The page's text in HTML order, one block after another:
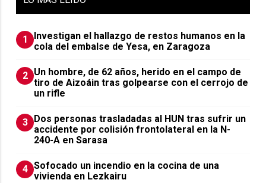
1
Investigan el hallazgo de restos humanos en la
cola del embalse de Yesa, en Zaragoza
2 Un hombre, de 62 años, herido en el campo de
tiro de Aizoáin tras golpearse con el cerrojo de
un rifle
3
​Dos personas trasladadas al HUN tras sufrir un
accidente por colisión frontolateral en la N-
240-A en Sarasa
4 Sofocado un incendio en la cocina de una
vivienda en Lezkairu